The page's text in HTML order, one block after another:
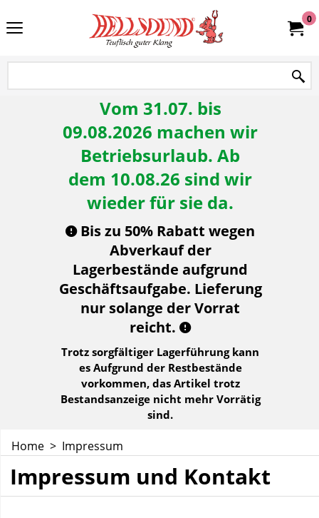
0
Vom 31.07. bis
09.08.2026 machen wir
Betriebsurlaub. Ab
dem 10.08.26 sind wir
wieder für sie da.
Bis zu 50% Rabatt wegen
Abverkauf der
Lagerbestände aufgrund
Geschäftsaufgabe. Lieferung
nur solange der Vorrat
reicht.
Trotz sorgfältiger Lagerführung kann
es Aufgrund der Restbestände
vorkommen, das Artikel trotz
Bestandsanzeige nicht mehr Vorrätig
sind.
Home > Impressum
Impressum und Kontakt